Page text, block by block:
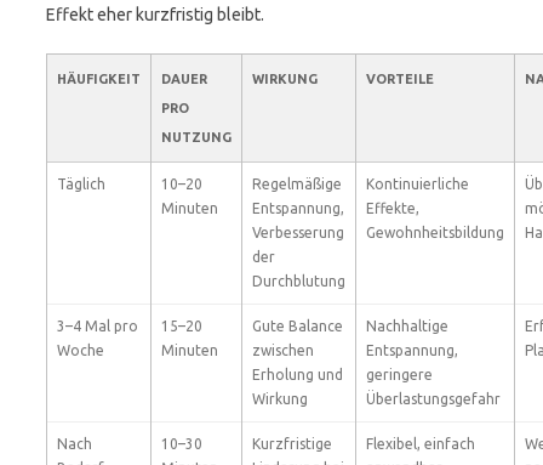
Effekt eher kurzfristig bleibt.
HÄUFIGKEIT
DAUER
PRO
NUTZUNG
WIRKUNG VORTEILE
Täglich
10–20
Minuten
Regelmäßige
Entspannung,
Verbesserung
der
Durchblutung
Kontinuierliche
Effekte,
Gewohnheitsbildung
3–4 Mal pro
Woche
15–20
Minuten
Gute Balance
zwischen
Erholung und
Wirkung
Nachhaltige
Entspannung,
geringere
Überlastungsgefahr
Nach
10–30
Kurzfristige
Flexibel, einfach